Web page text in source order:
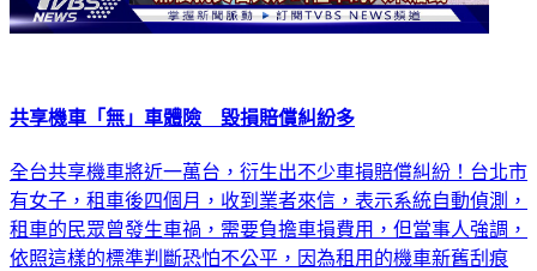
共享機車「無」車體險 毀損賠償糾紛多
全台共享機車將近一萬台，衍生出不少車損賠償糾紛！台北市
有女子，租車後四個月，收到業者來信，表示系統自動偵測，
租車的民眾曾發生車禍，需要負擔車損費用，但當事人強調，
依照這樣的標準判斷恐怕不公平，因為租用的機車新舊刮痕